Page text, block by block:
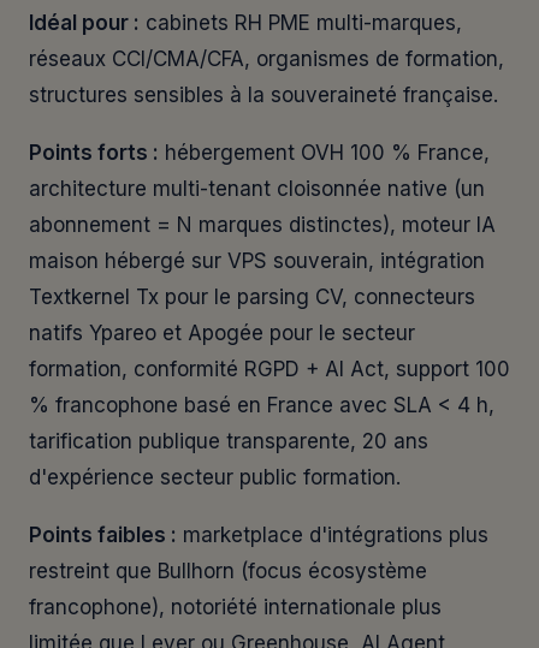
Idéal pour : cabinets RH PME multi-marques,
réseaux CCI/CMA/CFA, organismes de formation,
structures sensibles à la souveraineté française.
Points forts : hébergement OVH 100 % France,
architecture multi-tenant cloisonnée native (un
abonnement = N marques distinctes), moteur IA
maison hébergé sur VPS souverain, intégration
Textkernel Tx pour le parsing CV, connecteurs
natifs Ypareo et Apogée pour le secteur
formation, conformité RGPD + AI Act, support 100
% francophone basé en France avec SLA < 4 h,
tarification publique transparente, 20 ans
d'expérience secteur public formation.
Points faibles : marketplace d'intégrations plus
restreint que Bullhorn (focus écosystème
francophone), notoriété internationale plus
limitée que Lever ou Greenhouse, AI Agent